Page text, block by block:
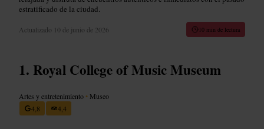
estratificado de la ciudad.
Actualizado 10 de junio de 2026 10 min de lectura
Royal College of Music Museum
Artes y entretenimiento • Museo
4,8
4,4